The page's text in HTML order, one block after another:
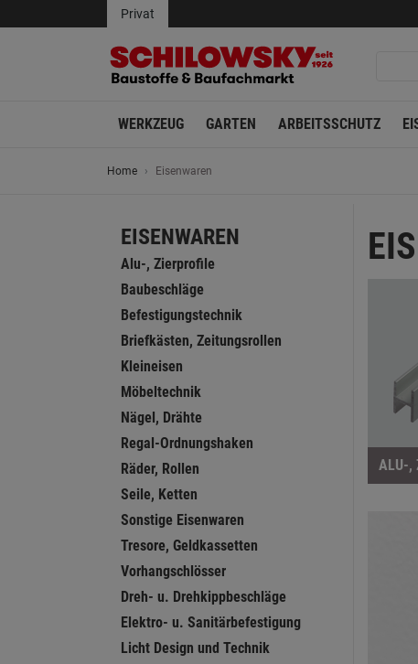
Privat
WERKZEUG GARTEN ARBEITSSCHUTZ
Home Eisenwaren
EISENWAREN
Alu-, Zierprofile
Baubeschläge
Befestigungstechnik
Briefkästen, Zeitungsrollen
Kleineisen
Möbeltechnik
Nägel, Drähte
Regal-Ordnungshaken
Räder, Rollen
Seile, Ketten
Sonstige Eisenwaren
Tresore, Geldkassetten
Vorhangschlösser
Dreh- u. Drehkippbeschläge
Elektro- u. Sanitärbefestigung
Licht Design und Technik
ALU-,